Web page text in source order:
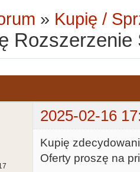
» Kupię /
Rozszerzenie
2025-02-16
Kupię
Oferty proszę na